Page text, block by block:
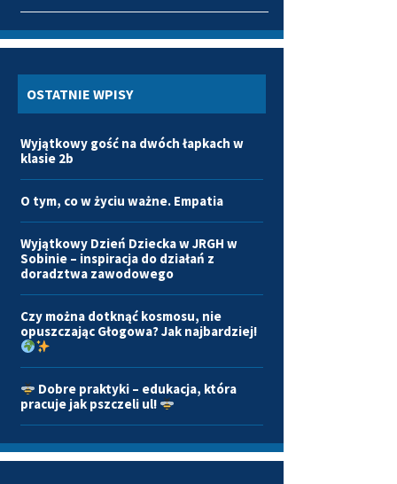
OSTATNIE WPISY
Wyjątkowy gość na dwóch łapkach w
klasie 2b
O tym, co w życiu ważne. Empatia
Wyjątkowy Dzień Dziecka w JRGH w
Sobinie – inspiracja do działań z
doradztwa zawodowego
Czy można dotknąć kosmosu, nie
opuszczając Głogowa? Jak najbardziej!
Dobre praktyki – edukacja, która
pracuje jak pszczeli ul!